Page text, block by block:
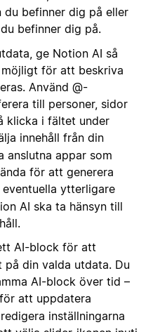
du befinner dig på eller
befinner dig på.
ge Notion AI så
för att beskriva
Använd @-
till personer, sidor
klicka i fältet under
innehåll från din
anslutna appar som
för att generera
eventuella ytterligare
AI ska ta hänsyn till
AI-block för att
på din valda utdata. Du
AI-block över tid –
för att uppdatera
inställningarna